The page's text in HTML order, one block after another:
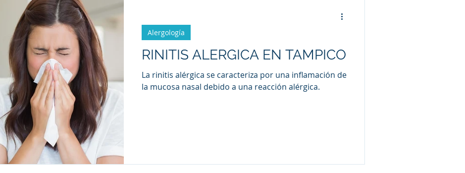
RINITIS ALERGICA EN TAMPICO
La rinitis alérgica se caracteriza por una inflamación de
la mucosa nasal debido a una reacción alérgica.
Alergología